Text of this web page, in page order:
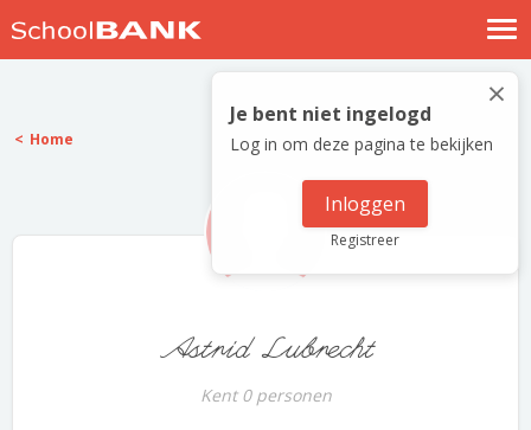
Nostalgische verhalen
Log in
Meld je gratis aan
×
Je bent niet ingelogd
Log in om deze pagina te bekijken
Inloggen
Registreer
Home
Astrid Lubrecht
Kent 0 personen